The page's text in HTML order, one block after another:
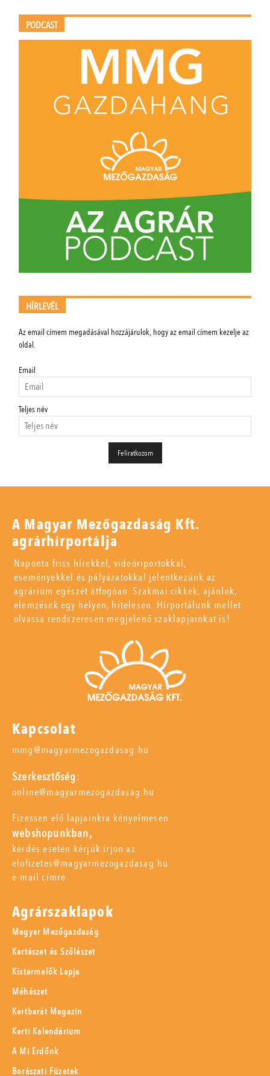
PODCAST
HÍRLEVÉL
Az email címem megadásával hozzájárulok, hogy az email címem kezelje az
oldal.
Email
Teljes név
A Magyar Mezőgazdaság Kft.
agrárhírportálja
Naponta friss hírekkel, videóriportokkal,
eseményekkel és pályázatokkal jelentkezünk az
agrárium egészét átfogóan. Szakmai cikkek, ajánlók,
elemzések egy helyen, hitelesen. Hírportálunk mellet
olvassa rendszeresen megjelenő szaklapjainkat is!
Kapcsolat
mmg@magyarmezogazdasag.hu
Szerkesztőség:
online@magyarmezogazdasag.hu
Fizessen elő lapjainkra kényelmesen
webshopunkban,
kérdés esetén kérjük írjon az
elofizetes@magyarmezogazdasag.hu
e-mail címre.
Agrárszaklapok
Magyar Mezőgazdaság
Kertészet és Szőlészet
Kistermelők Lapja
Méhészet
Kertbarát Magazin
Kerti Kalendárium
A Mi Erdőnk
Borászati Füzetek